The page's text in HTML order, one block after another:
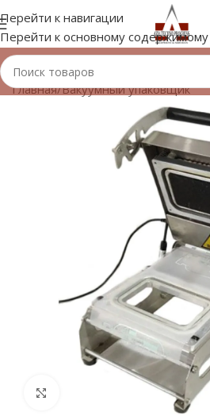
Перейти к навигации
Перейти к основному содержимому
Главная/Вакуумный упаковщик
Нажмите, чтобы увеличить